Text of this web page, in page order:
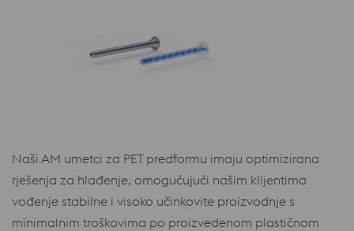
Naši AM umetci za PET predformu imaju optimizirana
rješenja za hlađenje, omogućujući našim klijentima
vođenje stabilne i visoko učinkovite proizvodnje s
minimalnim troškovima po proizvedenom plastičnom